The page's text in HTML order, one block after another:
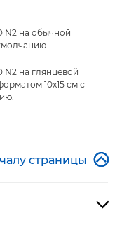
N2 на обычной
N2 на глянцевой
10x15 см с
страницы 
